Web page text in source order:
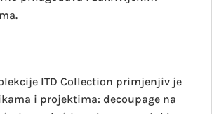
ITD Collection primjenjiv je
i projektima: decoupage na